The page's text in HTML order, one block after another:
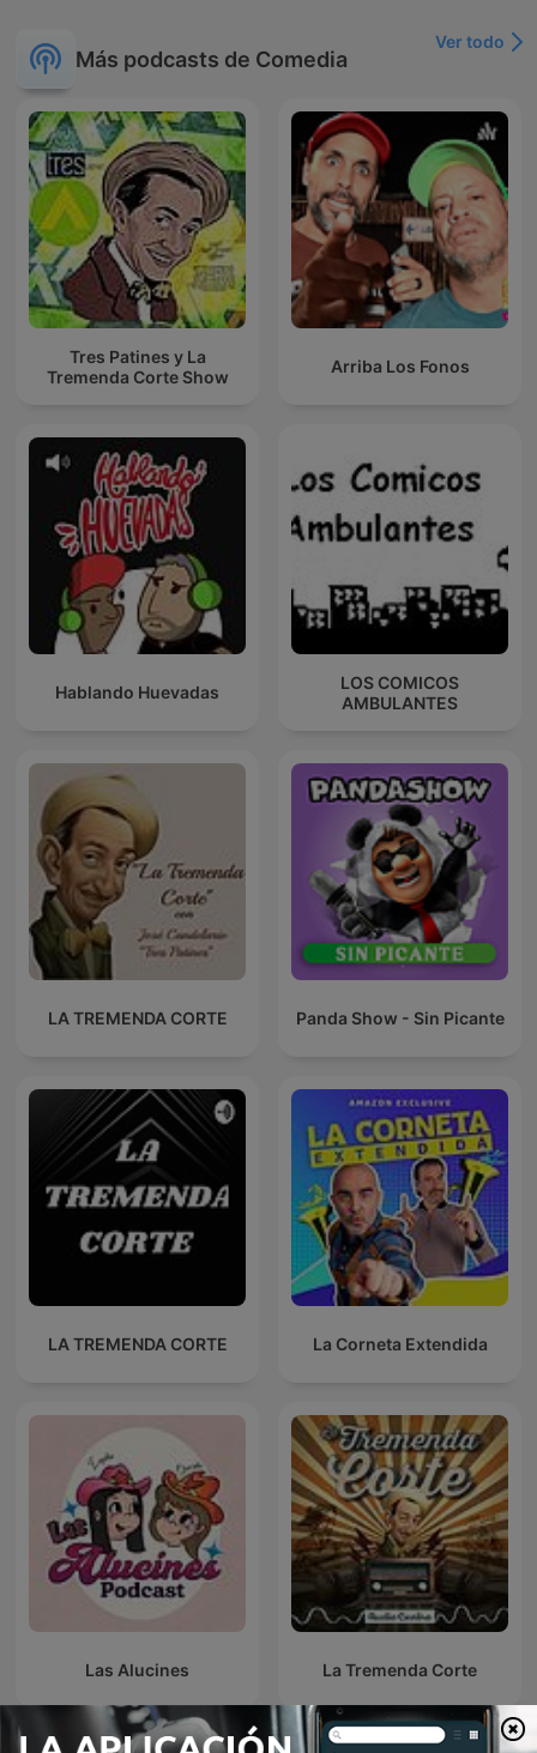
Más podcasts de Comedia
Ver todo
Tres Patines y La
Tremenda Corte Show
Arriba Los Fonos
Hablando Huevadas
LOS COMICOS
AMBULANTES
LA TREMENDA CORTE Panda Show - Sin Picante
LA TREMENDA CORTE La Corneta Extendida
Las Alucines La Tremenda Corte